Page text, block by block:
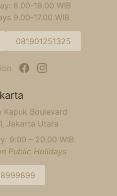
8.00-19.00 WIB
9.00-17.00 WIB
081901251325
Kapuk Boulevard
Jakarta Utara
9:00 – 20.00 WIB
Public Holidays